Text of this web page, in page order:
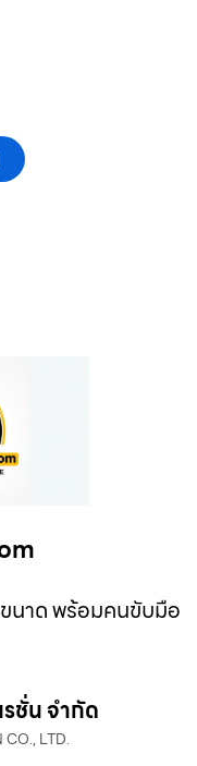
ขนาด พร้อมคนขับมือ
ชั่น จำกัด
CO., LTD.